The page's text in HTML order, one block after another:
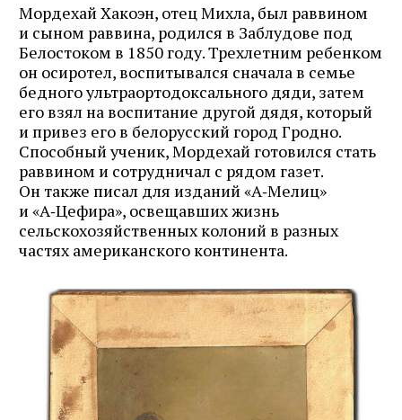
Мордехай Хакоэн, отец Михла, был раввином
и сыном раввина, родился в Заблудове под
Белостоком в 1850 году. Трехлетним ребенком
он осиротел, воспитывался сначала в семье
бедного ультраортодоксального дяди, затем
его взял на воспитание другой дядя, который
и привез его в белорусский город Гродно.
Способный ученик, Мордехай готовился стать
раввином и сотрудничал с рядом газет.
Он также писал для изданий «А‑Мелиц»
и «А‑Цефира», освещавших жизнь
сельскохозяйственных колоний в разных
частях американского континента.